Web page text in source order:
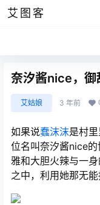
艾图客
奈汐酱nice，御
艾姑娘 3 年前
如果说蠢沫沫是村
位名叫奈汐酱nice
雅和大胆火辣与一
之中，利用她那无能